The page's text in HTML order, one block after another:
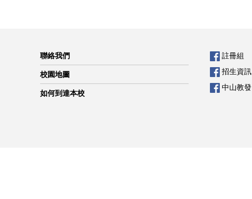
聯絡我們
校園地圖
如何到達本校
註冊組
招生資訊
中山教發